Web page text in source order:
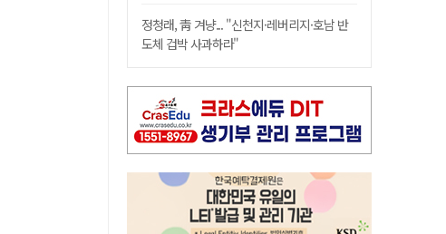
정청래, 靑 겨냥... "신천지·레버리지·호남 반
도체 겁박 사과하라"